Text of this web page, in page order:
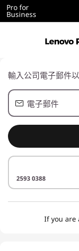
L
n
Pro for
Business
輸入公司電子郵件
電子郵件
2593 0388
If you are